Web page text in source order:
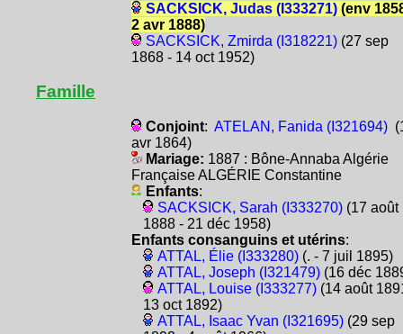
SACKSICK, Judas (I333271)(env
2 avr 1888)
SACKSICK, Zmirda (I318221)(27 sep
1868 - 14 oct 1952)
Famille
Conjoint: ATELAN, Fanida (I321694)
avr 1864)
Mariage: 1887 : Bône-Annaba Algérie
Française ALGÉRIE Constantine
Enfants:
SACKSICK, Sarah (I333270)(17 août
1888 - 21 déc 1958)
Enfants consanguins et utérins:
ATTAL, Élie (I333280)(. - 7 juil 1895)
ATTAL, Joseph (I321479)(16 déc
ATTAL, Louise (I333277)(14 août
13 oct 1892)
ATTAL, Isaac Yvan (I321695)(29 sep